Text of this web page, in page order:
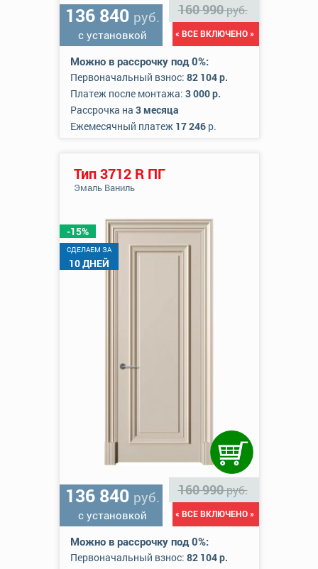
136 840 руб.
с установкой
160 990руб.
« ВСЕ ВКЛЮЧЕНО »
Можно в рассрочку под 0%:
Первоначальный взнос: 82 104 р.
Платеж после монтажа: 3 000 р.
Рассрочка на 3 месяца
Ежемесячный платеж 17 246р.
-15%
CДЕЛАЕМ ЗА
10 ДНЕЙ
Тип 3712 R ПГ
Эмаль Ваниль
136 840 руб.
с установкой
160 990руб.
« ВСЕ ВКЛЮЧЕНО »
Можно в рассрочку под 0%:
Первоначальный взнос: 82 104 р.